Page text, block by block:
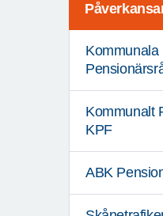
Kommunala
Kommunalt
KPF
ABK